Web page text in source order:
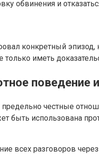
обвинения и
конкретный
иметь
поведение
честные
использована
всех разговоров